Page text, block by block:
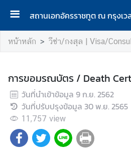
สถานเอกอัครราชทูต ณ กรุงเ
ห
น้
ร
ก
|
H
o
m
หน้าหลัก วีซ่า/กงสุล | Visa/
การขอมรณบัตร / Death
วันที่นำเข้าข้อมูล 9 ก.ย. 2562
วันที่ปรับปรุงข้อมูล 30 พ.ย. 2565
11,757 view